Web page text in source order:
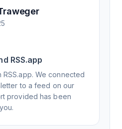
and clearly wanted to
It has been a few
revisions and direct
notes are in a way
and find value in.
an exceptional
be pushing everyone I
their RSS needs.
RSS.app
We connected
to a feed on our
provided has been